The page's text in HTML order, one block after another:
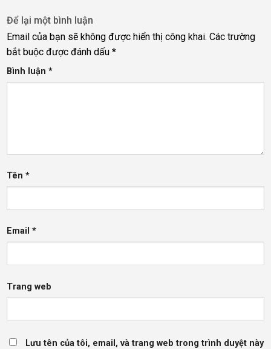
Để lại một bình luận
Email của bạn sẽ không được hiển thị công khai. Các trường
bắt buộc được đánh dấu *
Bình luận *
Tên *
Email *
Trang web
Lưu tên của tôi, email, và trang web trong trình duyệt này